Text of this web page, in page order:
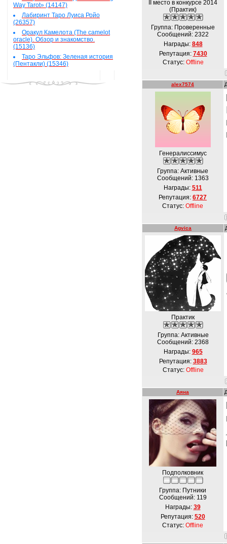
Way Tarot» (14147)
Лабиринт Таро Луиса Ройо
(26357)
Оракул Камелота (The camelot
oracle). Обзор и знакомство.
(15136)
Таро Эльфов: Зеленая история
(Пентакли) (15346)
II место в конкурсе 2014
(Практик)
Группа: Проверенные
Сообщений: 2322
Награды: 848
Репутация: 7430
Статус: Offline
alex7574
Генералиссимус
Группа: Активные
Сообщений: 1363
Награды: 511
Репутация: 6727
Статус: Offline
Agvica
Практик
Группа: Активные
Сообщений: 2368
Награды: 965
Репутация: 3883
Статус: Offline
Аяна
Подполковник
Группа: Путники
Сообщений: 119
Награды: 39
Репутация: 520
Статус: Offline